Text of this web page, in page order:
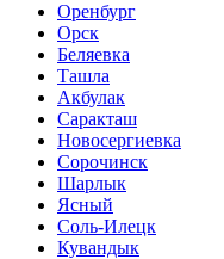
Оренбург
Орск
Беляевка
Ташла
Акбулак
Саракташ
Новосергиевка
Сорочинск
Шарлык
Ясный
Соль-Илецк
Кувандык